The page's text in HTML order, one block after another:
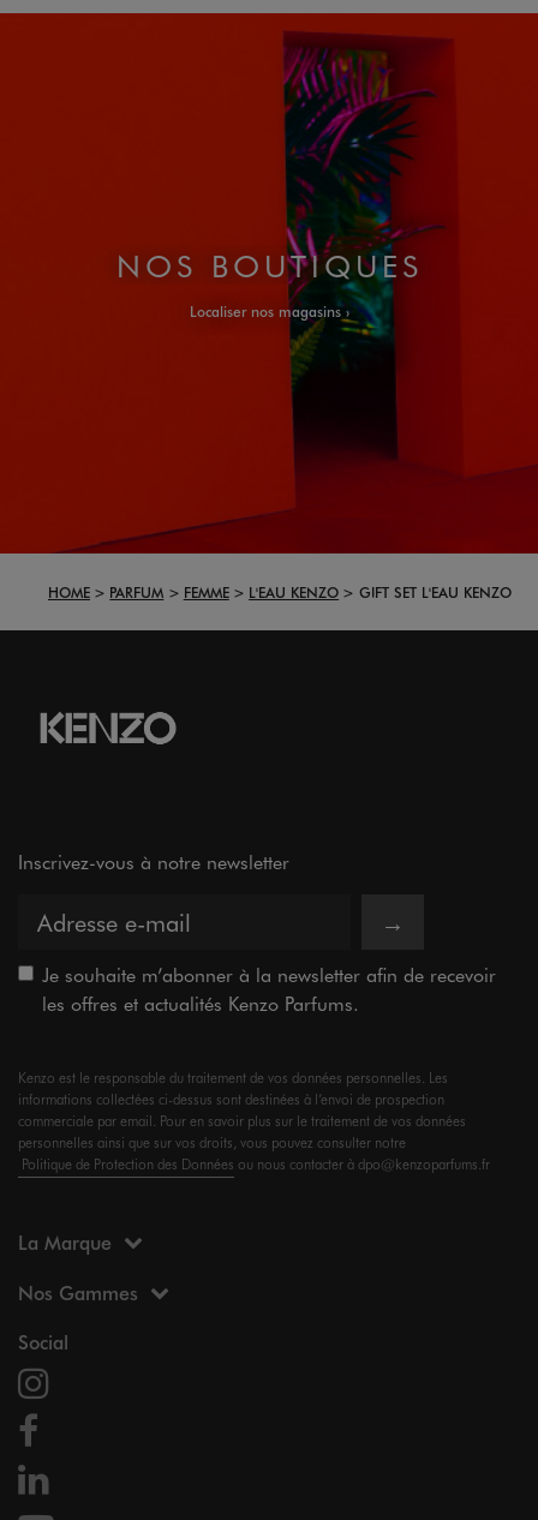
NOS BOUTIQUES
Localiser nos magasins
HOME PARFUM FEMME L'EAU KENZO GIFT SET L'EAU KENZO
Inscrivez-vous à notre newsletter
→
Je souhaite m’abonner à la newsletter afin de recevoir
les offres et actualités Kenzo Parfums.
Kenzo est le responsable du traitement de vos données personnelles. Les
informations collectées ci-dessus sont destinées à l’envoi de prospection
commerciale par email. Pour en savoir plus sur le traitement de vos données
personnelles ainsi que sur vos droits, vous pouvez consulter notre
Politique de Protection des Données ou nous contacter à dpo@kenzoparfums.fr
La Marque
Nos Gammes
Social